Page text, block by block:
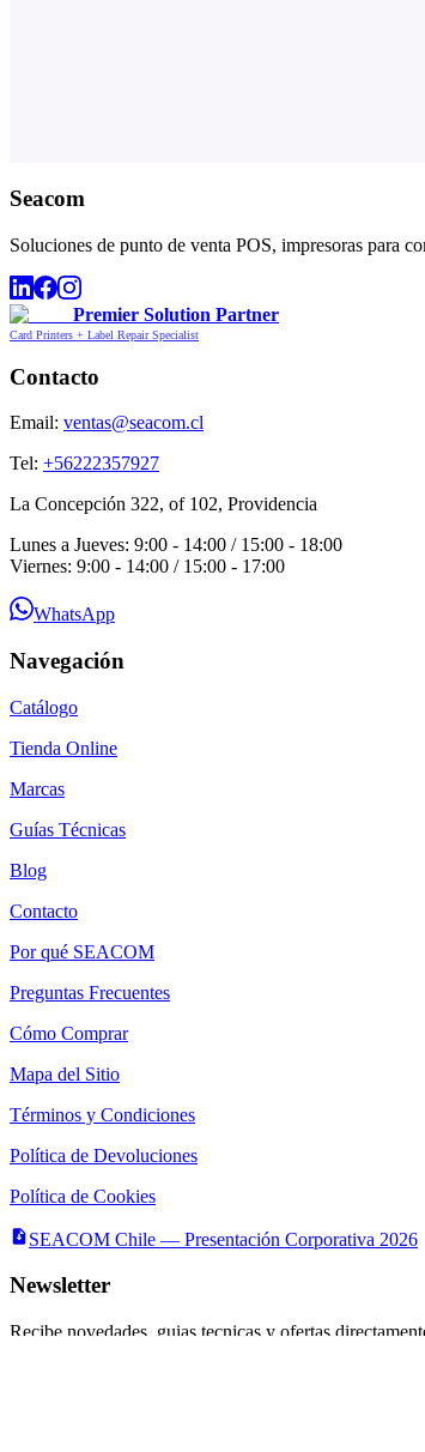
Seacom
Soluciones de punto de venta POS, impresoras para
Premier Solution Partner
Card Printers + Label Repair Specialist
Contacto
Email: ventas@seacom.cl
Tel: +56222357927
La Concepción 322, of 102, Providencia
Lunes a Jueves: 9:00 - 14:00 / 15:00 - 18:00
Viernes: 9:00 - 14:00 / 15:00 - 17:00
WhatsApp
Navegación
Catálogo
Tienda Online
Marcas
Guías Técnicas
Blog
Contacto
Por qué SEACOM
Preguntas Frecuentes
Cómo Comprar
Mapa del Sitio
Términos y Condiciones
Política de Devoluciones
Política de Cookies
SEACOM Chile — Presentación Corporativa 2026
Newsletter
Recibe novedades, guias tecnicas y ofertas